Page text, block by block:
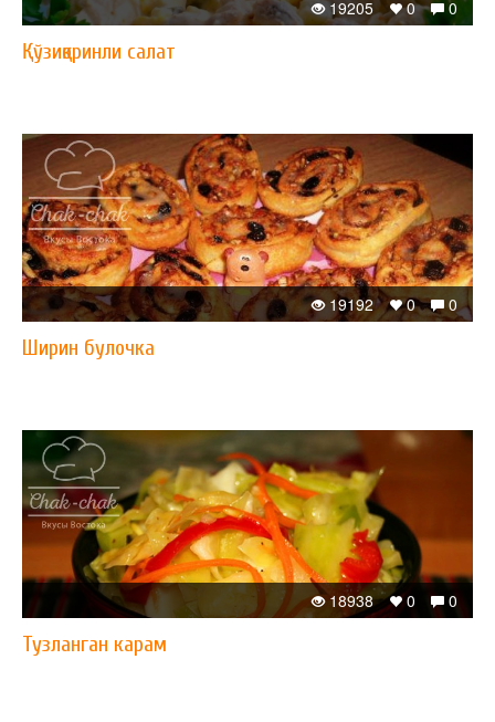
0
0
19205
Қўзиқоринли салат
0
0
19192
Ширин булочка
0
0
18938
Тузланган карам